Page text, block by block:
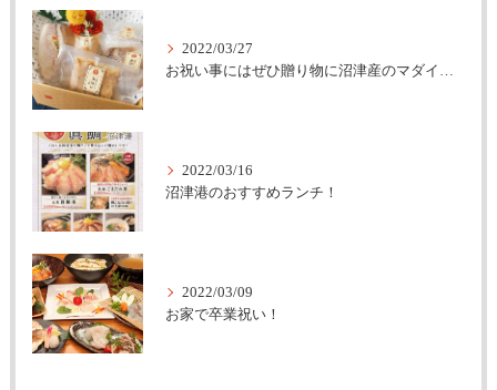
2022/03/27
2022/03/16
沼津港のおすすめランチ！
2022/03/09
お家で卒業祝い！